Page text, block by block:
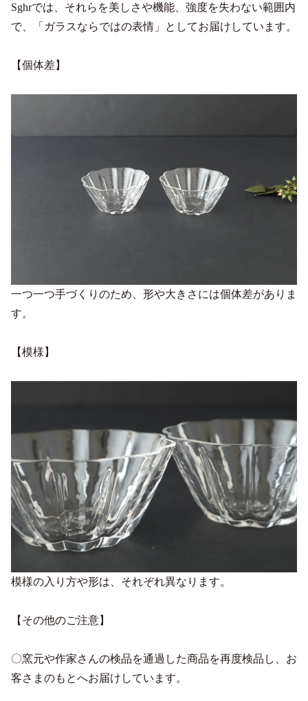
Sghrでは、それらを美しさや機能、強度を失わない範囲内
で、「ガラスならではの表情」としてお届けしています。
【個体差】
一つ一つ手づくりのため、形や大きさには個体差がありま
す。
【模様】
模様の入り方や形は、それぞれ異なります。
【その他のご注意】
〇窯元や作家さんの検品を通過した商品を再度検品し、お
客さまのもとへお届けしています。